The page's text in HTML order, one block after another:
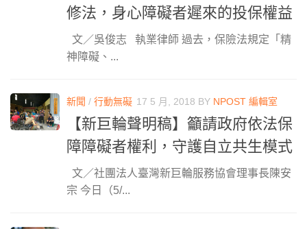
修法，身心障礙者遲來的投保權益
文／吳俊志 執業律師 過去，保險法規定「精
神障礙、...
新聞 / 行動無礙 17 5 月, 2018 BY NPOST 編輯室
【新巨輪聲明稿】籲請政府依法保
障障礙者權利，守護自立共生模式
文／社團法人臺灣新巨輪服務協會理事長陳安
宗 今日（5/...